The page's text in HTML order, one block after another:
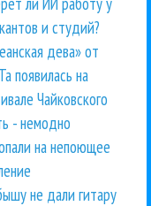
и студий?
дева» от
появилась на
Чайковского
- немодно
на непоющее
не дали гитару